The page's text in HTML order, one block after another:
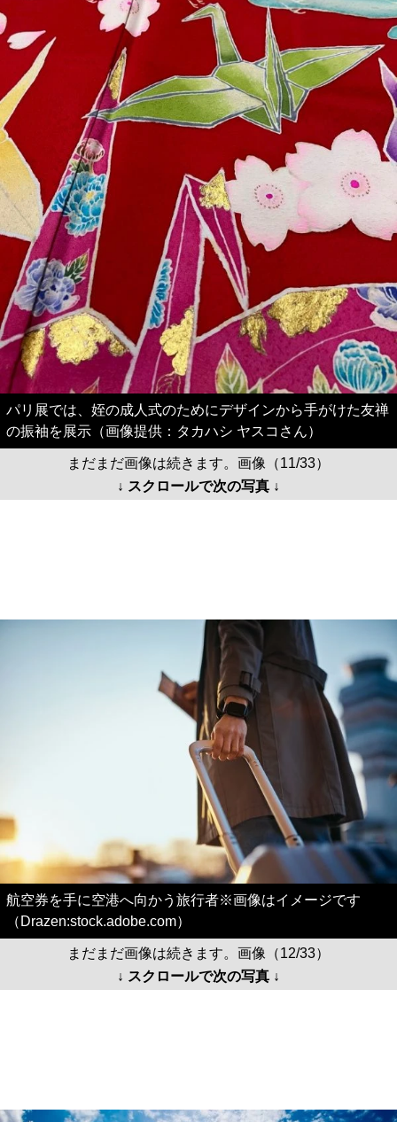
パリ展では、姪の成人式のためにデザインから手がけた友禅
の振袖を展示（画像提供：タカハシ ヤスコさん）
まだまだ画像は続きます。画像（11/33）
↓ スクロールで次の写真 ↓
航空券を手に空港へ向かう旅行者※画像はイメージです
（Drazen:stock.adobe.com）
まだまだ画像は続きます。画像（12/33）
↓ スクロールで次の写真 ↓